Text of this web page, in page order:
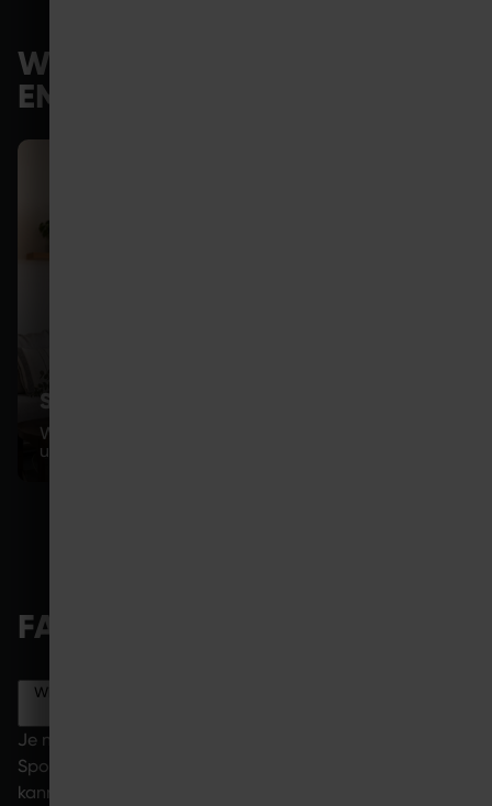
WEITERE ARTIKEL ZUM THEMA
EMS-ANWENDUNGEN
STOFFWECHSEL ANREGEN
Wie Bewegung und Muskelaktivität den Körper
unterstützen
FAQ
Wie lange dauert die Regeneration nach dem Sport?
Je nach Intensität dauert die Regeneration nach dem
Sport zwischen 12 Stunden und mehreren Tagen. EMS
kann je nach Belastung sowohl kurze als auch längere